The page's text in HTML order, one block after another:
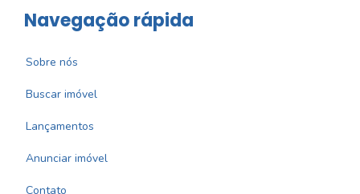
Navegação rápida
Sobre nós
Buscar imóvel
Lançamentos
Anunciar imóvel
Contato